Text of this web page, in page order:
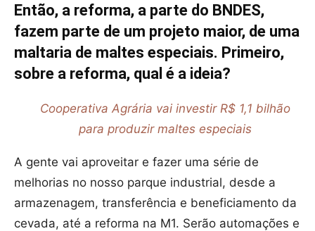
Então, a reforma, a parte do BNDES,
fazem parte de um projeto maior, de uma
maltaria de maltes especiais. Primeiro,
sobre a reforma, qual é a ideia?
Cooperativa Agrária vai investir R$ 1,1 bilhão
para produzir maltes especiais
A gente vai aproveitar e fazer uma série de
melhorias no nosso parque industrial, desde a
armazenagem, transferência e beneficiamento da
cevada, até a reforma na M1. Serão automações e